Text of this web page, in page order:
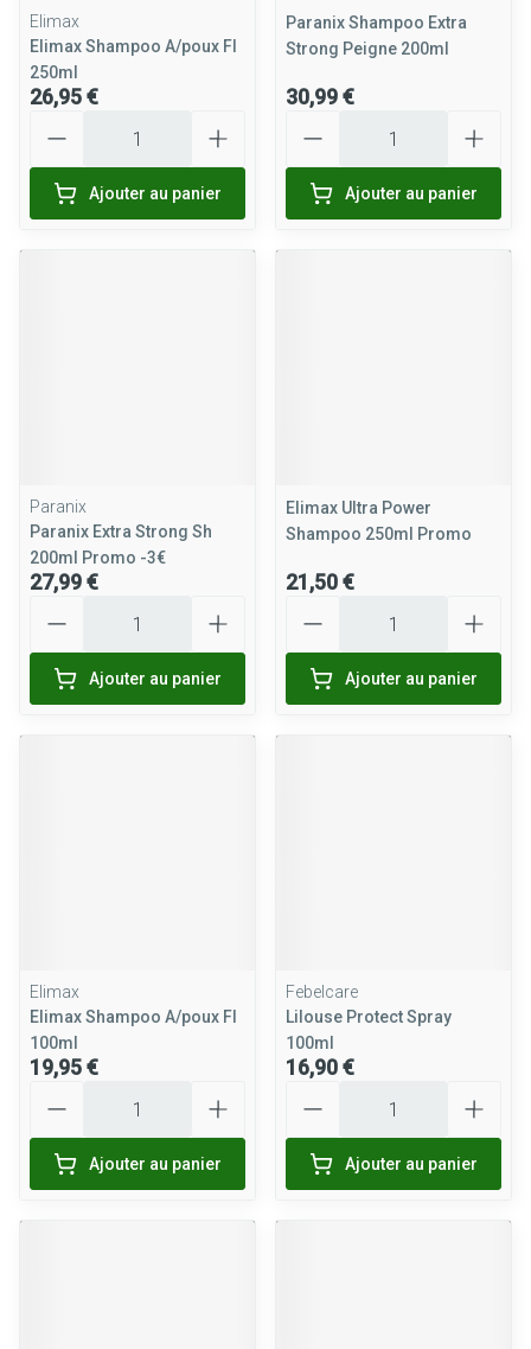
Elimax
Elimax Shampoo A/poux Fl
250ml
26,95 €
Ajouter au panier
Paranix Shampoo Extra
Strong Peigne 200ml
30,99 €
Ajouter au panier
Paranix
Paranix Extra Strong Sh
200ml Promo -3€
27,99 €
Ajouter au panier
Elimax Ultra Power
Shampoo 250ml Promo
21,50 €
Ajouter au panier
Elimax
Elimax Shampoo A/poux Fl
100ml
19,95 €
Ajouter au panier
Febelcare
Lilouse Protect Spray
100ml
16,90 €
Ajouter au panier